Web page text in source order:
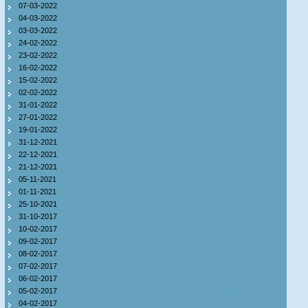
07-03-2022
04-03-2022
03-03-2022
24-02-2022
23-02-2022
16-02-2022
15-02-2022
02-02-2022
31-01-2022
27-01-2022
19-01-2022
31-12-2021
22-12-2021
21-12-2021
05-11-2021
01-11-2021
25-10-2021
31-10-2017
10-02-2017
09-02-2017
08-02-2017
07-02-2017
06-02-2017
05-02-2017
04-02-2017